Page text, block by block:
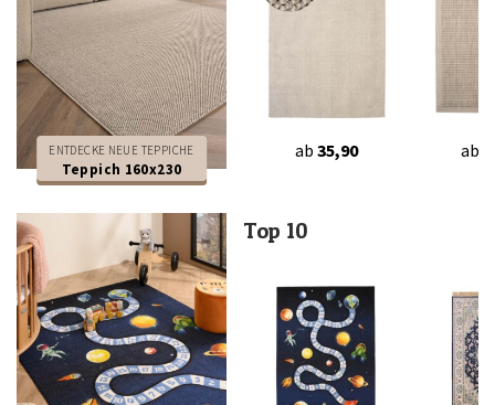
ENTDECKE NEUE TEPPICHE
Teppich 160x230
ab 35,90 ab
Top 10